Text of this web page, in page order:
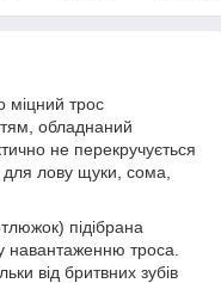
міцний трос
обладнаний
не перекручується
лову щуки, сома,
підібрана
навантаженню троса.
від бритвних зубів